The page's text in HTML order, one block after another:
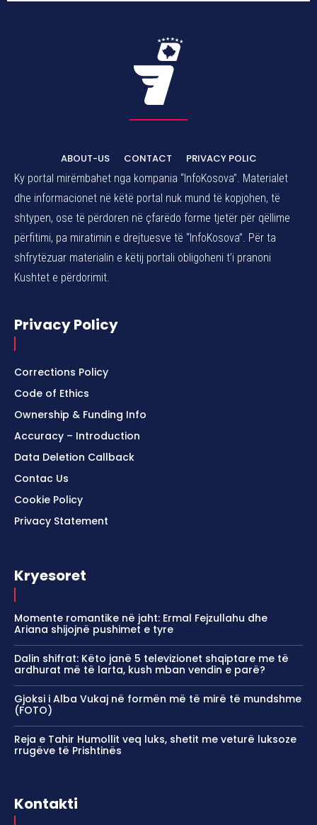
ABOUT-US CONTACT
PRIVACY POLIC
Ky portal mirëmbahet nga kompania “InfoKosova”. Materialet
dhe informacionet në këtë portal nuk mund të kopjohen, të
shtypen, ose të përdoren në çfarëdo forme tjetër për qëllime
përfitimi, pa miratimin e drejtuesve të “InfoKosova”. Për ta
shfrytëzuar materialin e këtij portali obligoheni t’i pranoni
Kushtet e përdorimit.
Privacy Policy
Corrections Policy
Code of Ethics
Ownership & Funding Info
Accuracy – Introduction
Data Deletion Callback
Contac Us
Cookie Policy
Privacy Statement
Kryesoret
Momente romantike në jaht: Ermal Fejzullahu dhe
Ariana shijojnë pushimet e tyre
Dalin shifrat: Këto janë 5 televizionet shqiptare me të
ardhurat më të larta, kush mban vendin e parë?
Gjoksi i Alba Vukaj në formën më të mirë të mundshme
(FOTO)
Reja e Tahir Humollit veq luks, shetit me veturë luksoze
rrugëve të Prishtinës
Kontakti